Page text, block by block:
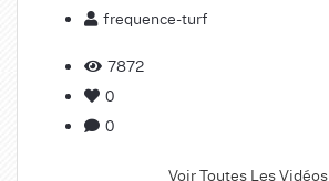
frequence-turf
7872
0
0
Voir Toutes Les Vidéos